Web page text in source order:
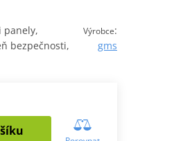
Výrobce:
gms
panely,
bezpečnosti,